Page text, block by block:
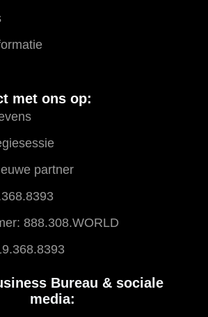
met ons op:
partner
888.308.WORLD
Bureau & sociale
media: